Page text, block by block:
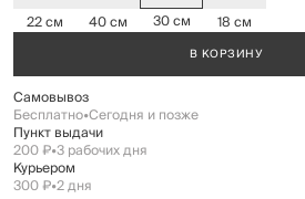
22 см 40 см 30 см 18 см
В КОРЗИНУ
Самовывоз
Бесплатно•Сегодня и позже
Пункт выдачи
200 ₽•3 рабочих дня
Курьером
300 ₽•2 дня